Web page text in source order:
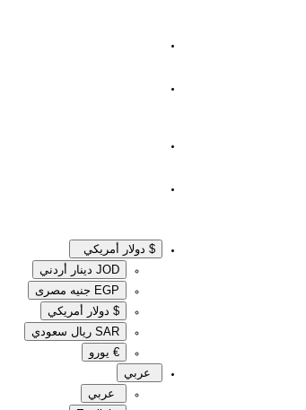
$ دولار أمريكي
JOD دينار أردني
EGP جنيه مصرى‎
$ دولار أمريكي
SAR ريال سعودي
€ يورو
عربي
عربي